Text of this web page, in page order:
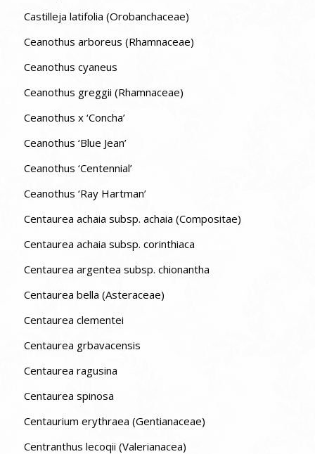
Castilleja latifolia (Orobanchaceae)
Ceanothus arboreus (Rhamnaceae)
Ceanothus cyaneus
Ceanothus greggii (Rhamnaceae)
Ceanothus x ‘Concha’
Ceanothus ‘Blue Jean’
Ceanothus ‘Centennial’
Ceanothus ‘Ray Hartman’
Centaurea achaia subsp. achaia (Compositae)
Centaurea achaia subsp. corinthiaca
Centaurea argentea subsp. chionantha
Centaurea bella (Asteraceae)
Centaurea clementei
Centaurea grbavacensis
Centaurea ragusina
Centaurea spinosa
Centaurium erythraea (Gentianaceae)
Centranthus lecoqii (Valerianacea)